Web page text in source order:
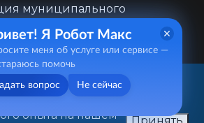
муниципального
округа «Город
сайта
обработки
ул. Первомайская, д. 78
использует
вам лучшего
опыта на нашем
Я Робот Макс
меня об услуге или сервисе —
помочь
вопрос Не сейчас